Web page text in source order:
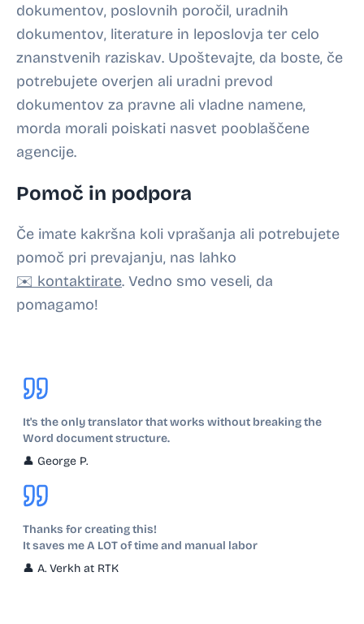
dokumentov, poslovnih poročil, uradnih
dokumentov, literature in leposlovja ter celo
znanstvenih raziskav. Upoštevajte, da boste, če
potrebujete overjen ali uradni prevod
dokumentov za pravne ali vladne namene,
morda morali poiskati nasvet pooblaščene
agencije.
Pomoč in podpora
Če imate kakršna koli vprašanja ali potrebujete
pomoč pri prevajanju, nas lahko
✉️ kontaktirate. Vedno smo veseli, da
pomagamo!
It's the only translator that works without breaking the
Word document structure.
👤 George P.
Thanks for creating this!
It saves me A LOT of time and manual labor
👤 A. Verkh at RTK